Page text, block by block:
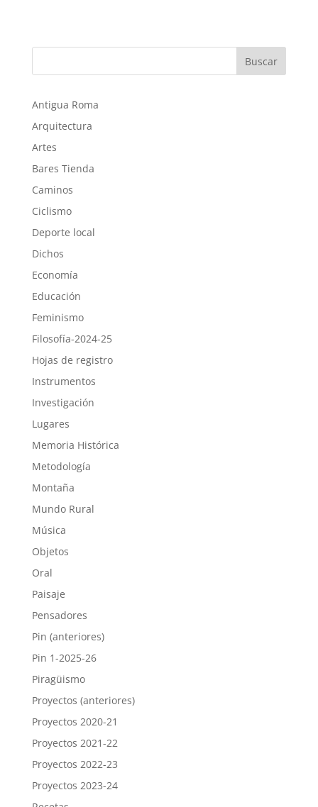
Buscar
Antigua Roma
Arquitectura
Artes
Bares Tienda
Caminos
Ciclismo
Deporte local
Dichos
Economía
Educación
Feminismo
Filosofía-2024-25
Hojas de registro
Instrumentos
Investigación
Lugares
Memoria Histórica
Metodología
Montaña
Mundo Rural
Música
Objetos
Oral
Paisaje
Pensadores
Pin (anteriores)
Pin 1-2025-26
Piragüismo
Proyectos (anteriores)
Proyectos 2020-21
Proyectos 2021-22
Proyectos 2022-23
Proyectos 2023-24